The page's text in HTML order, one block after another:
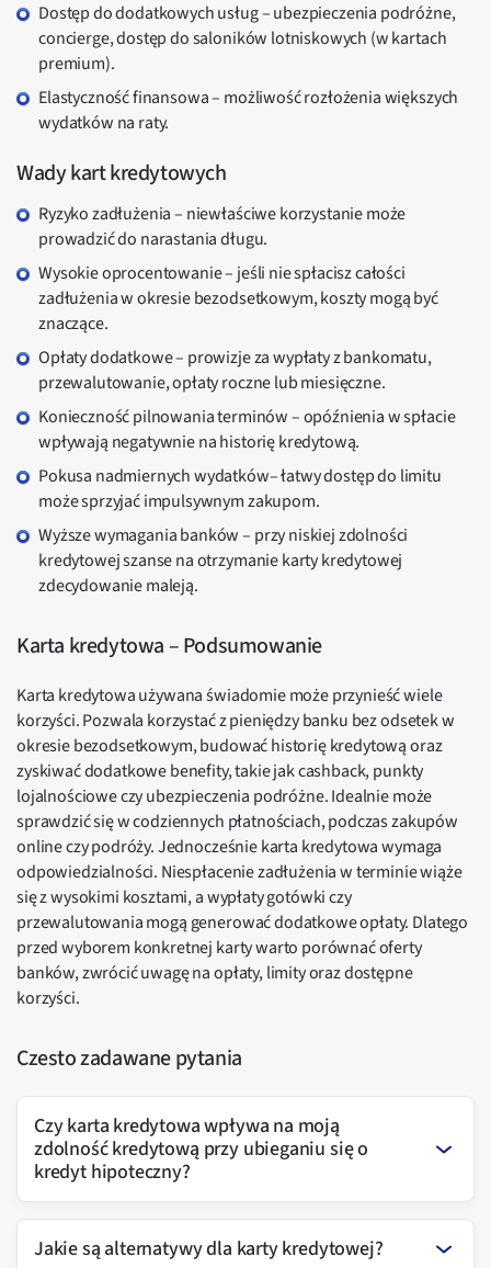
Dostęp do dodatkowych usług – ubezpieczenia podróżne,
concierge, dostęp do saloników lotniskowych (w kartach
premium).
Elastyczność finansowa – możliwość rozłożenia większych
wydatków na raty.
Wady kart kredytowych
Ryzyko zadłużenia – niewłaściwe korzystanie może
prowadzić do narastania długu.
Wysokie oprocentowanie – jeśli nie spłacisz całości
zadłużenia w okresie bezodsetkowym, koszty mogą być
znaczące.
Opłaty dodatkowe – prowizje za wypłaty z bankomatu,
przewalutowanie, opłaty roczne lub miesięczne.
Konieczność pilnowania terminów – opóźnienia w spłacie
wpływają negatywnie na historię kredytową.
Pokusa nadmiernych wydatków– łatwy dostęp do limitu
może sprzyjać impulsywnym zakupom.
Wyższe wymagania banków – przy niskiej zdolności
kredytowej szanse na otrzymanie karty kredytowej
zdecydowanie maleją.
Karta kredytowa – Podsumowanie
Karta kredytowa używana świadomie może przynieść wiele
korzyści. Pozwala korzystać z pieniędzy banku bez odsetek w
okresie bezodsetkowym, budować historię kredytową oraz
zyskiwać dodatkowe benefity, takie jak cashback, punkty
lojalnościowe czy ubezpieczenia podróżne. Idealnie może
sprawdzić się w codziennych płatnościach, podczas zakupów
online czy podróży. Jednocześnie karta kredytowa wymaga
odpowiedzialności. Niespłacenie zadłużenia w terminie wiąże
się z wysokimi kosztami, a wypłaty gotówki czy
przewalutowania mogą generować dodatkowe opłaty. Dlatego
przed wyborem konkretnej karty warto porównać oferty
banków, zwrócić uwagę na opłaty, limity oraz dostępne
korzyści.
Czesto zadawane pytania
Czy karta kredytowa wpływa na moją
zdolność kredytową przy ubieganiu się o
kredyt hipoteczny?
Jakie są alternatywy dla karty kredytowej?